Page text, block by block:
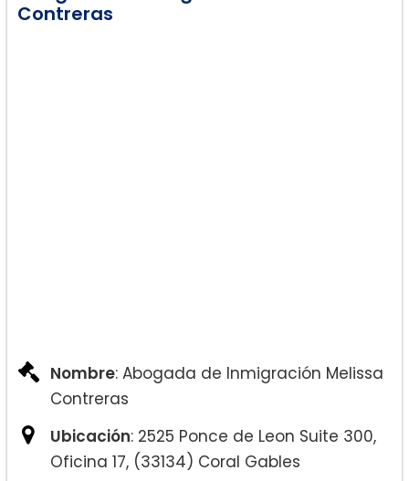
Contreras
Nombre: Abogada de Inmigración Melissa
Contreras
Ubicación: 2525 Ponce de Leon Suite 300,
Oficina 17, (33134) Coral Gables